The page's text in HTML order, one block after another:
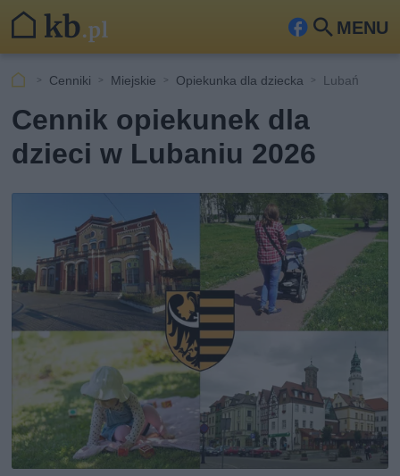
MENU
Fa
ook
Szu
kaj
Cenniki Miejskie Opiekunka dla dziecka Lubań
Cennik opiekunek dla
dzieci w Lubaniu 2026